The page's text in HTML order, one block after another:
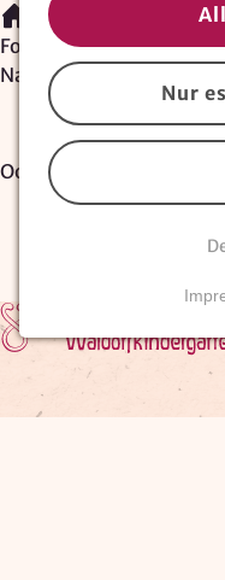
Arbeit im
Fortbildungen für
Naturpädagogik in der
Oops, an error occurred!
Nur
Essentielle
Website
werden. Hierzu